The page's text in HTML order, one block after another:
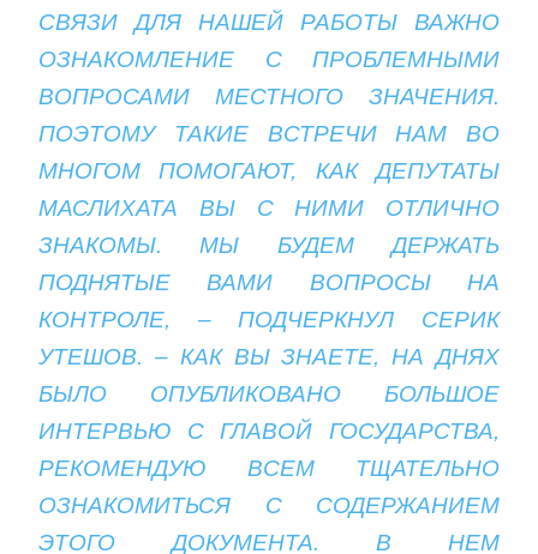
СВЯЗИ ДЛЯ НАШЕЙ РАБОТЫ ВАЖНО
ОЗНАКОМЛЕНИЕ С ПРОБЛЕМНЫМИ
ВОПРОСАМИ МЕСТНОГО ЗНАЧЕНИЯ.
ПОЭТОМУ ТАКИЕ ВСТРЕЧИ НАМ ВО
МНОГОМ ПОМОГАЮТ, КАК ДЕПУТАТЫ
МАСЛИХАТА ВЫ С НИМИ ОТЛИЧНО
ЗНАКОМЫ. МЫ БУДЕМ ДЕРЖАТЬ
ПОДНЯТЫЕ ВАМИ ВОПРОСЫ НА
КОНТРОЛЕ, – ПОДЧЕРКНУЛ СЕРИК
УТЕШОВ. – КАК ВЫ ЗНАЕТЕ, НА ДНЯХ
БЫЛО ОПУБЛИКОВАНО БОЛЬШОЕ
ИНТЕРВЬЮ С ГЛАВОЙ ГОСУДАРСТВА,
РЕКОМЕНДУЮ ВСЕМ ТЩАТЕЛЬНО
ОЗНАКОМИТЬСЯ С СОДЕРЖАНИЕМ
ЭТОГО ДОКУМЕНТА. В НЕМ